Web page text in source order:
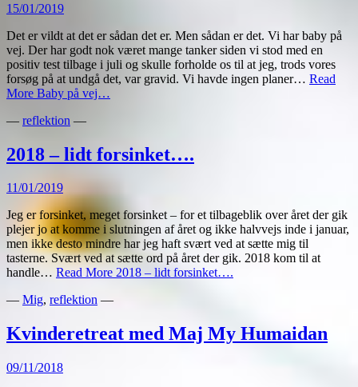
15/01/2019
Det er vildt at det er sådan det er. Men sådan er det. Vi har baby på
vej. Der har godt nok været mange tanker siden vi stod med en
positiv test tilbage i juli og skulle forholde os til at jeg, trods vores
forsøg på at undgå det, var gravid. Vi havde ingen planer… Read
More Baby på vej…
— reflektion —
2018 – lidt forsinket….
11/01/2019
Jeg er forsinket, meget forsinket – for et tilbageblik over året der gik
plejer jo at komme i slutningen af året og ikke halvvejs inde i januar,
men ikke desto mindre har jeg haft svært ved at sætte mig til
tasterne. Svært ved at sætte ord på året der gik. 2018 kom til at
handle… Read More 2018 – lidt forsinket….
— Mig, reflektion —
Kvinderetreat med Maj My Humaidan
09/11/2018